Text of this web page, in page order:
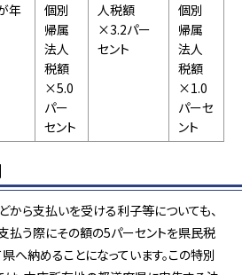
年
個別
帰属
法人
税額
×5.0
パー
セント
人税額
×3.2パー
セント
個別
帰属
法人
税額
×1.0
パーセ
ント
ら支払いを受ける利子等についても、
う際にその額の5パーセントを県民税
へ納めることになっています。この特別